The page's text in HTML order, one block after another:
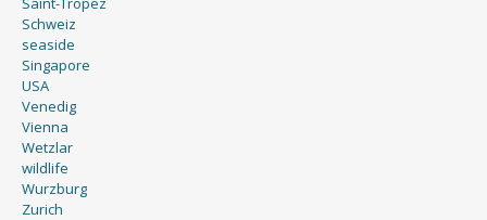
Schweiz
seaside
Singapore
USA
Venedig
Vienna
Wetzlar
wildlife
Wurzburg
Zurich